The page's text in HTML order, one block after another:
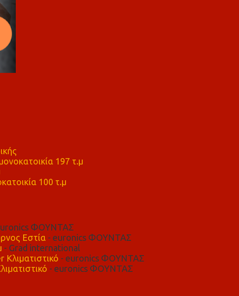
197 τ.μ
100 τ.μ
ΦΟΥΝΤΑΣ
Εστία- euronics ΦΟΥΝΤΑΣ
- Grad international
- euronics ΦΟΥΝΤΑΣ
- euronics ΦΟΥΝΤΑΣ